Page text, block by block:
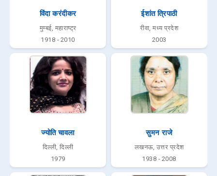
विंदा करंदीकर
मुम्बई, महाराष्ट्र
1918 - 2010
ईशांत त्रिपाठी
रीवा, मध्य प्रदेश
2003
ज्योति चावला
दिल्ली, दिल्ली
1979
सुमन राजे
लखनऊ, उत्तर प्रदेश
1938 - 2008